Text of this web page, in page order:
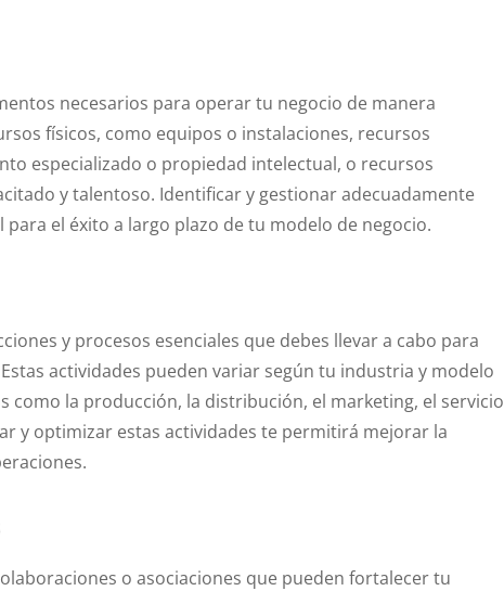
necesarios para operar tu negocio de manera
físicos, como equipos o instalaciones, recursos
especializado o propiedad intelectual, o recursos
y talentoso. Identificar y gestionar adecuadamente
el éxito a largo plazo de tu modelo de negocio.
y procesos esenciales que debes llevar a cabo para
actividades pueden variar según tu industria y modelo
como la producción, la distribución, el marketing, el servicio
y optimizar estas actividades te permitirá mejorar la
o asociaciones que pueden fortalecer tu